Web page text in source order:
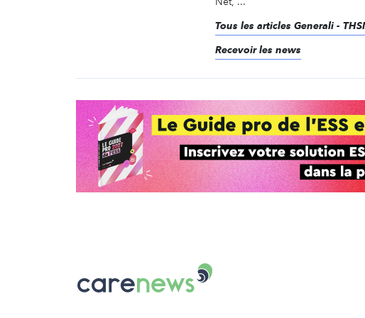
Tous les articles Generali -
Recevoir les news
Le